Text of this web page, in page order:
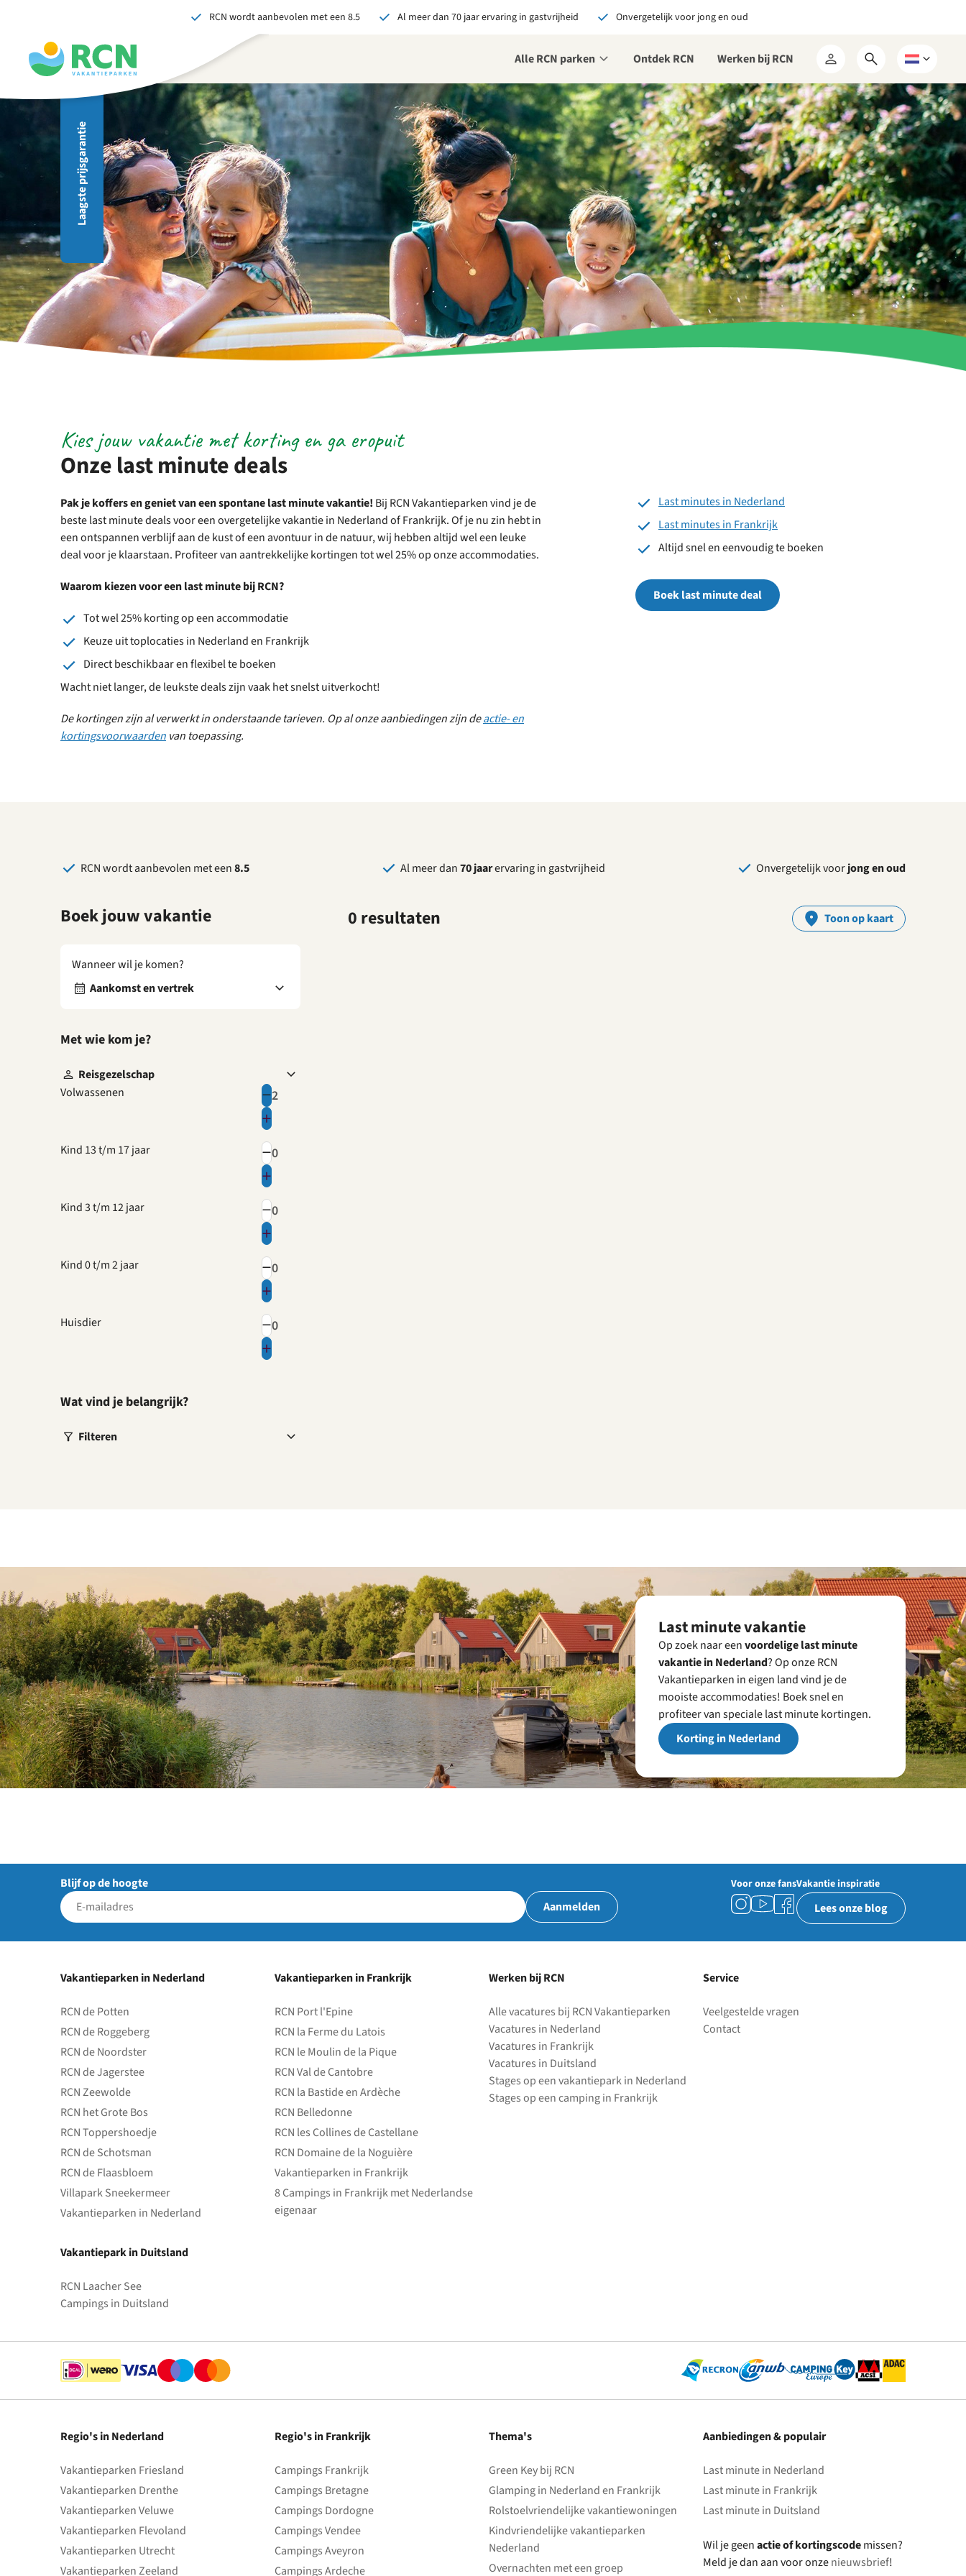
hoofdnavigatie
hoofdinhoud
voettekstinhoud
RCN wordt aanbevolen met een 8.5 Al meer dan 70 jaar ervaring in gastvrijheid Onvergetelijk voor jong en oud
Alle RCN parken Ontdek RCN Werken bij RCN
Mijn
RCN
Open
zoekformulier
Kies
een
taal
Laagste prijsgarantie
Als je bij RCN boekt, krijg je:
De beste prijsgarantie
Exclusieve voordelen
Persoonlijk contact
Bekijk alle voordelen
Onze last minute deals
Kies jouw vakantie met korting en ga eropuit
Pak je koffers en geniet van een spontane last minute vakantie! Bij RCN Vakantieparken vind je de
beste last minute deals voor een overgetelijke vakantie in Nederland of Frankrijk. Of je nu zin hebt in
een ontspannen verblijf aan de kust of een avontuur in de natuur, wij hebben altijd wel een leuke
deal voor je klaarstaan. Profiteer van aantrekkelijke kortingen tot wel 25% op onze accommodaties.
Waarom kiezen voor een last minute bij RCN?
Tot wel 25% korting op een accommodatie
Keuze uit toplocaties in Nederland en Frankrijk
Direct beschikbaar en flexibel te boeken
Wacht niet langer, de leukste deals zijn vaak het snelst uitverkocht!
De kortingen zijn al verwerkt in onderstaande tarieven. Op al onze aanbiedingen zijn deactie- en
kortingsvoorwaarden van toepassing.
Last minutes in Nederland
Last minutes in Frankrijk
Altijd snel en eenvoudig te boeken
Boek last minute deal
RCN wordt aanbevolen met een8.5 Al meer dan70 jaarervaring in gastvrijheid Onvergetelijk voorjong en oud
Boek jouw vakantie
Wanneer wil je komen?
Aankomst en vertrek
Met wie kom je?
Reisgezelschap
Volwassenen
Kind 13 t/m 17 jaar
Kind 3 t/m 12 jaar
Kind 0 t/m 2 jaar
Huisdier
Wat vind je belangrijk?
Filteren
0 resultaten Toon op kaart
Last minute vakantie
Op zoek naar eenvoordelige last minute
vakantie in Nederland? Op onze RCN
Vakantieparken in eigen land vind je de
mooiste accommodaties! Boek snel en
profiteer van speciale last minute kortingen.
Korting in Nederland
Blijf op de hoogte
Aanmelden
Voor onze fansVakantie inspiratie
Lees onze blog
Vakantieparken in Nederland
RCN de Potten
RCN de Roggeberg
RCN de Noordster
RCN de Jagerstee
RCN Zeewolde
RCN het Grote Bos
RCN Toppershoedje
RCN de Schotsman
RCN de Flaasbloem
Villapark Sneekermeer
Vakantieparken in Nederland
Vakantiepark in Duitsland
RCN Laacher See
Campings in Duitsland
Vakantieparken in Frankrijk
RCN Port l'Epine
RCN la Ferme du Latois
RCN le Moulin de la Pique
RCN Val de Cantobre
RCN la Bastide en Ardèche
RCN Belledonne
RCN les Collines de Castellane
RCN Domaine de la Noguière
Vakantieparken in Frankrijk
8 Campings in Frankrijk met Nederlandse
eigenaar
Werken bij RCN
Alle vacatures bij RCN Vakantieparken
Vacatures in Nederland
Vacatures in Frankrijk
Vacatures in Duitsland
Stages op een vakantiepark in Nederland
Stages op een camping in Frankrijk
Service
Veelgestelde vragen
Contact
Regio's in Nederland
Vakantieparken Friesland
Vakantieparken Drenthe
Vakantieparken Veluwe
Vakantieparken Flevoland
Vakantieparken Utrecht
Vakantieparken Zeeland
Regio's in Frankrijk
Campings Frankrijk
Campings Bretagne
Campings Dordogne
Campings Vendee
Campings Aveyron
Campings Ardeche
Thema's
Green Key bij RCN
Glamping in Nederland en Frankrijk
Rolstoelvriendelijke vakantiewoningen
Kindvriendelijke vakantieparken
Nederland
Overnachten met een groep
Aanbiedingen & populair
Last minute in Nederland
Last minute in Frankrijk
Last minute in Duitsland
Wil je geenactie of kortingscodemissen?
Meld je dan aan voor onzenieuwsbrief!